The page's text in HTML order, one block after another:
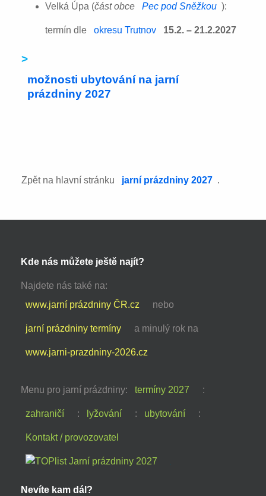
Velká Úpa (část obce Pec pod Sněžkou ):
termín dle okresu Trutnov 15.2. – 21.2.2027
>
možnosti ubytování na jarní
prázdniny 2027
Zpět na hlavní stránku jarní prázdniny 2027 .
Kde nás můžete ještě najít?
Najdete nás také na:
www.jarní prázdniny ČR.cz
nebo
jarní prázdniny termíny a minulý rok na
www.jarni-prazdniny-2026.cz
Menu pro jarní prázdniny: termíny 2027 :
zahraničí : lyžování : ubytování :
Kontakt / provozovatel
Nevíte kam dál?